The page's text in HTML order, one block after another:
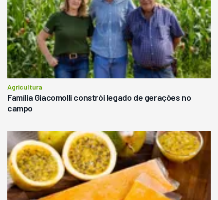
Agricultura
Família Giacomolli constrói legado de gerações no
campo